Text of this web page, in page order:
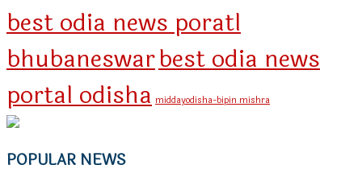
best odia news poratl
bhubaneswarbest odia news
portal odisha middayodisha-bipin mishra
POPULAR NEWS